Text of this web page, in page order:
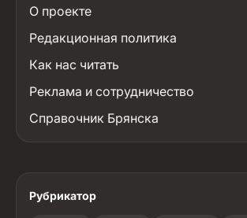
О проекте
Редакционная политика
Как нас читать
Реклама и сотрудничество
Справочник Брянска
Рубрикатор